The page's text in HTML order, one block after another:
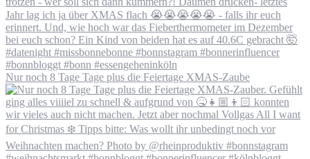
Nur noch 8 Tage Tage plus die Feiertage XMAS-Zaube